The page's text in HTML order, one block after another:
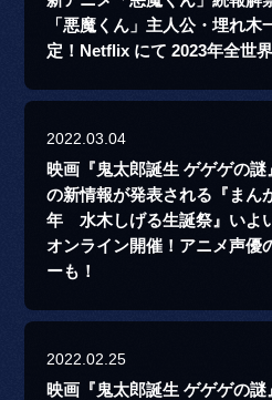
「悪魔くん」主人公・埋れ
定！Netflix にて 2023年全世
2022.03.04
映画『鬼太郎誕生 ゲゲゲの謎
の新情報が発表される『まん
年 水木しげる生誕祭』いよ
オンライン開催！アニメ声優
ーも！
2022.02.25
映画『鬼太郎誕生 ゲゲゲの謎